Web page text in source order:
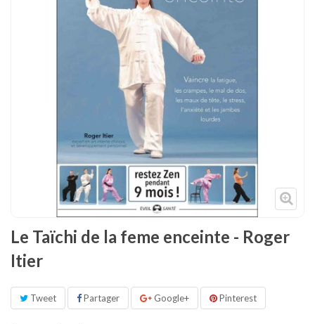
Protections
Cible de frappe
Condition physique
Décoration
Voir plus
Le Taïchi de la feme enceinte - Roger
Itier
Tweet Partager Google+ Pinterest